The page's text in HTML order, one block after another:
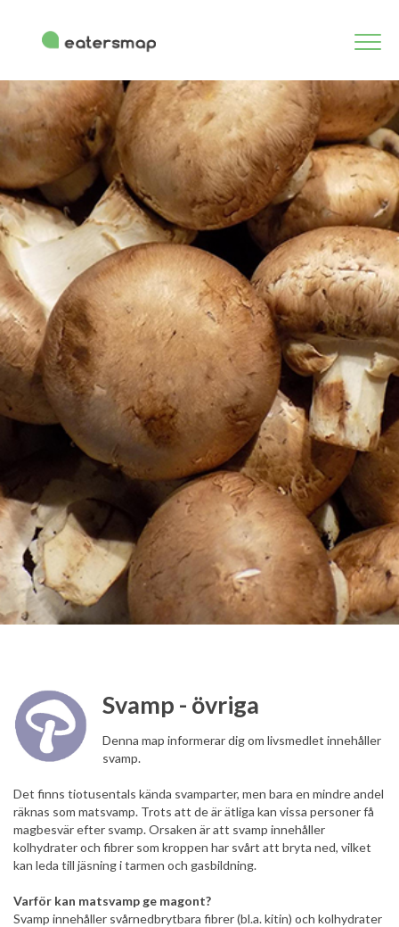
Svamp - övriga
Denna map informerar dig om livsmedlet innehåller
svamp.
Det finns tiotusentals kända svamparter, men bara en mindre andel
räknas som matsvamp. Trots att de är ätliga kan vissa personer få
magbesvär efter svamp. Orsaken är att svamp innehåller
kolhydrater och fibrer som kroppen har svårt att bryta ned, vilket
kan leda till jäsning i tarmen och gasbildning.
Varför kan matsvamp ge magont?
Svamp innehåller svårnedbrytbara fibrer (bl.a. kitin) och kolhydrater